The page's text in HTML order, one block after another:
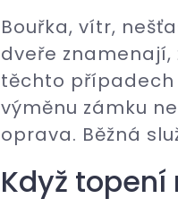
Bouřka, vítr,
dveře
těchto
výměnu zámku
oprava. Běžná
Když topení